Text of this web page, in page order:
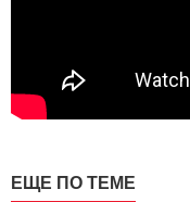
ЕЩЕ ПО ТЕМЕ